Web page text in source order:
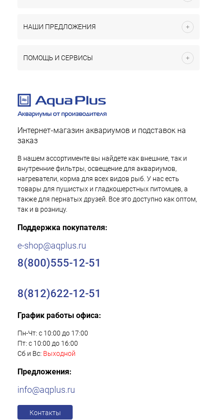
НАШИ ПРЕДЛОЖЕНИЯ
ПОМОЩЬ И СЕРВИСЫ
Интернет-магазин аквариумов и подставок на
заказ
В нашем ассортименте вы найдете как внешние, так и
внутренние фильтры, освещение для аквариумов,
нагреватели, корма для всех видов рыб. У нас есть
товары для пушистых и гладкошерстных питомцев, а
также для пернатых друзей. Все это доступно как оптом,
так и в розницу.
Поддержка покупателя:
e-shop@aqplus.ru
8(800)555-12-51
8(812)622-12-51
График работы офиса:
Пн-Чт: с 10:00 до 17:00
Пт: с 10:00 до 16:00
Сб и Вс: Выходной
Предложения:
info@aqplus.ru
Контакты